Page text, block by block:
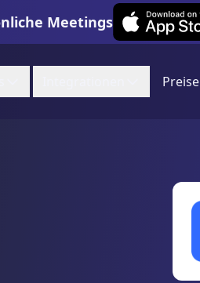
Meetings
Leexi on iOS
Preise